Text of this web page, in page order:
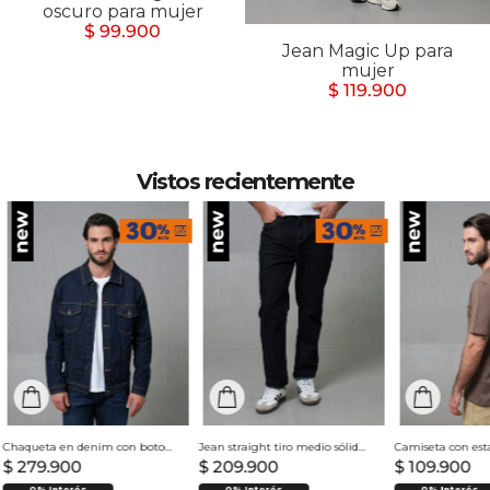
oscuro para mujer
$ 99.900
Jean Magic Up para
mujer
$ 119.900
Vistos recientemente
Chaqueta en denim con botones para hombre
$ 279.900
Jean straight tiro medio sólido para hombre
$ 209.900 $ 109.900